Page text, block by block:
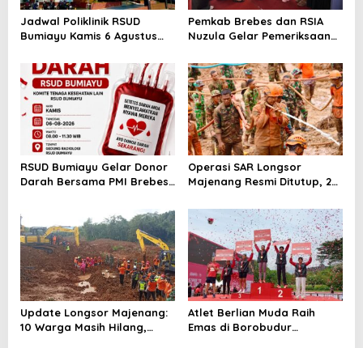
Jadwal Poliklinik RSUD
Bumiayu Kamis 6 Agustus
Dokter Sebelum Berkunjung
Pemkab Brebes dan RSIA
Nuzula Gelar Pemeriksaan
Perkuat Kesehatan Ibu dan
Bayi
RSUD Bumiayu Gelar Donor
Darah Bersama PMI Brebes
Operasi SAR Longsor
Majenang Resmi Ditutup, 2
hingga Hari ke-10
Update Longsor Majenang:
10 Warga Masih Hilang,
Atlet Berlian Muda Raih
Emas di Borobudur